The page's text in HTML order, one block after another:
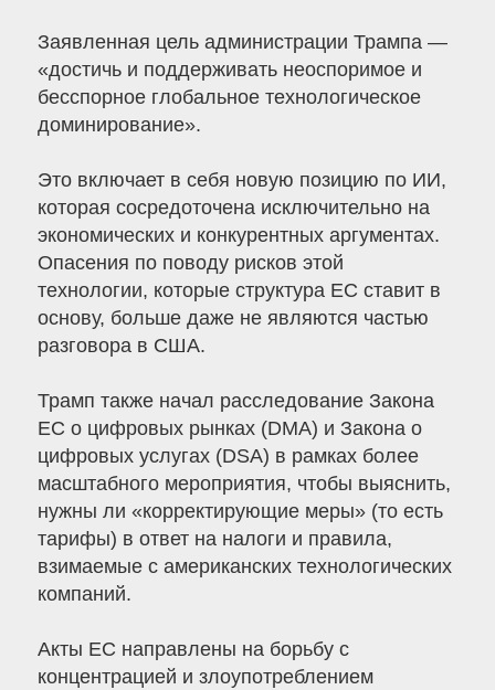
Заявленная цель администрации Трампа —
«достичь и поддерживать неоспоримое и
бесспорное глобальное технологическое
доминирование».
Это включает в себя новую позицию по ИИ,
которая сосредоточена исключительно на
экономических и конкурентных аргументах.
Опасения по поводу рисков этой
технологии, которые структура ЕС ставит в
основу, больше даже не являются частью
разговора в США.
Трамп также начал расследование Закона
ЕС о цифровых рынках (DMA) и Закона о
цифровых услугах (DSA) в рамках более
масштабного мероприятия, чтобы выяснить,
нужны ли «корректирующие меры» (то есть
тарифы) в ответ на налоги и правила,
взимаемые с американских технологических
компаний.
Акты ЕС направлены на борьбу с
концентрацией и злоупотреблением